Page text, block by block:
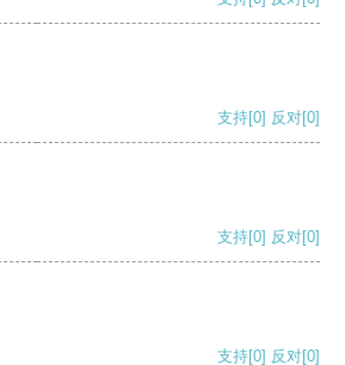
支持[0] 反对[0]
支持[0] 反对[0]
支持[0] 反对[0]